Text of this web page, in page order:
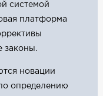
системой
платформа
законы.
новации
определению